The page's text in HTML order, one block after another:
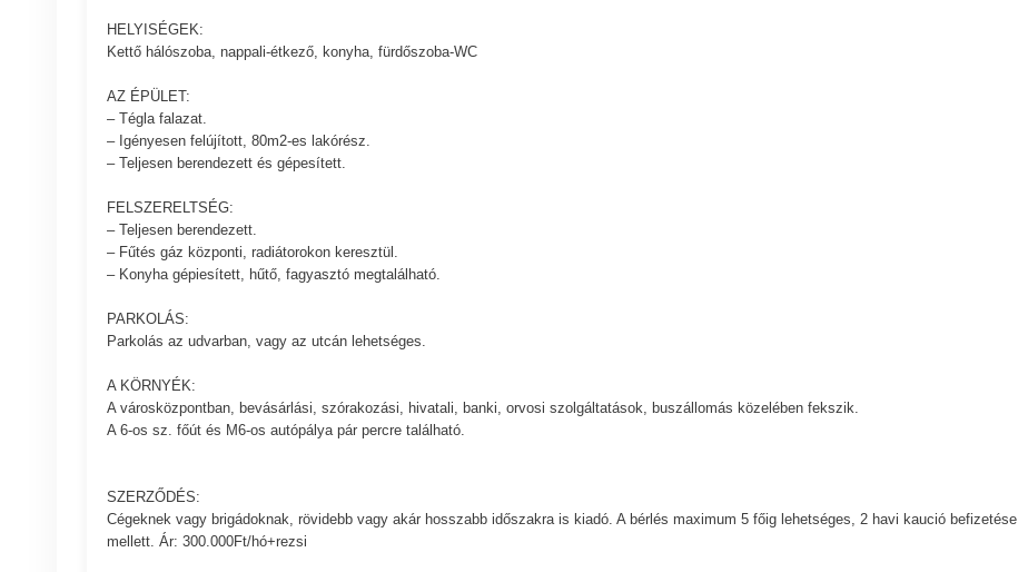
HELYISÉGEK:
Kettő hálószoba, nappali-étkező, konyha, fürdőszoba-WC
AZ ÉPÜLET:
– Tégla falazat.
– Igényesen felújított, 80m2-es lakórész.
– Teljesen berendezett és gépesített.
FELSZERELTSÉG:
– Teljesen berendezett.
– Fűtés gáz központi, radiátorokon keresztül.
– Konyha gépiesített, hűtő, fagyasztó megtalálható.
PARKOLÁS:
Parkolás az udvarban, vagy az utcán lehetséges.
A KÖRNYÉK:
A városközpontban, bevásárlási, szórakozási, hivatali, banki, orvosi szolgáltatások, buszállomás közelében fekszik.
A 6-os sz. főút és M6-os autópálya pár percre található.
SZERZŐDÉS:
Cégeknek vagy brigádoknak, rövidebb vagy akár hosszabb időszakra is kiadó. A bérlés maximum 5 főig lehetséges, 2 havi kaució befizetése
mellett. Ár: 300.000Ft/hó+rezsi